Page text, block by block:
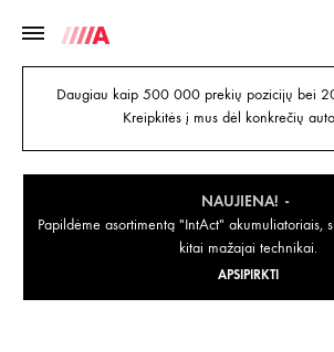
Daugiau kaip 500 000 prekių pozicijų bei
Kreipkitės į mus dėl konkrečių
NAUJIENA!
Papildėme asortimentą "IntAct" akumuliatoriais,
kitai mažajai technikai.
APSIPIRKTI